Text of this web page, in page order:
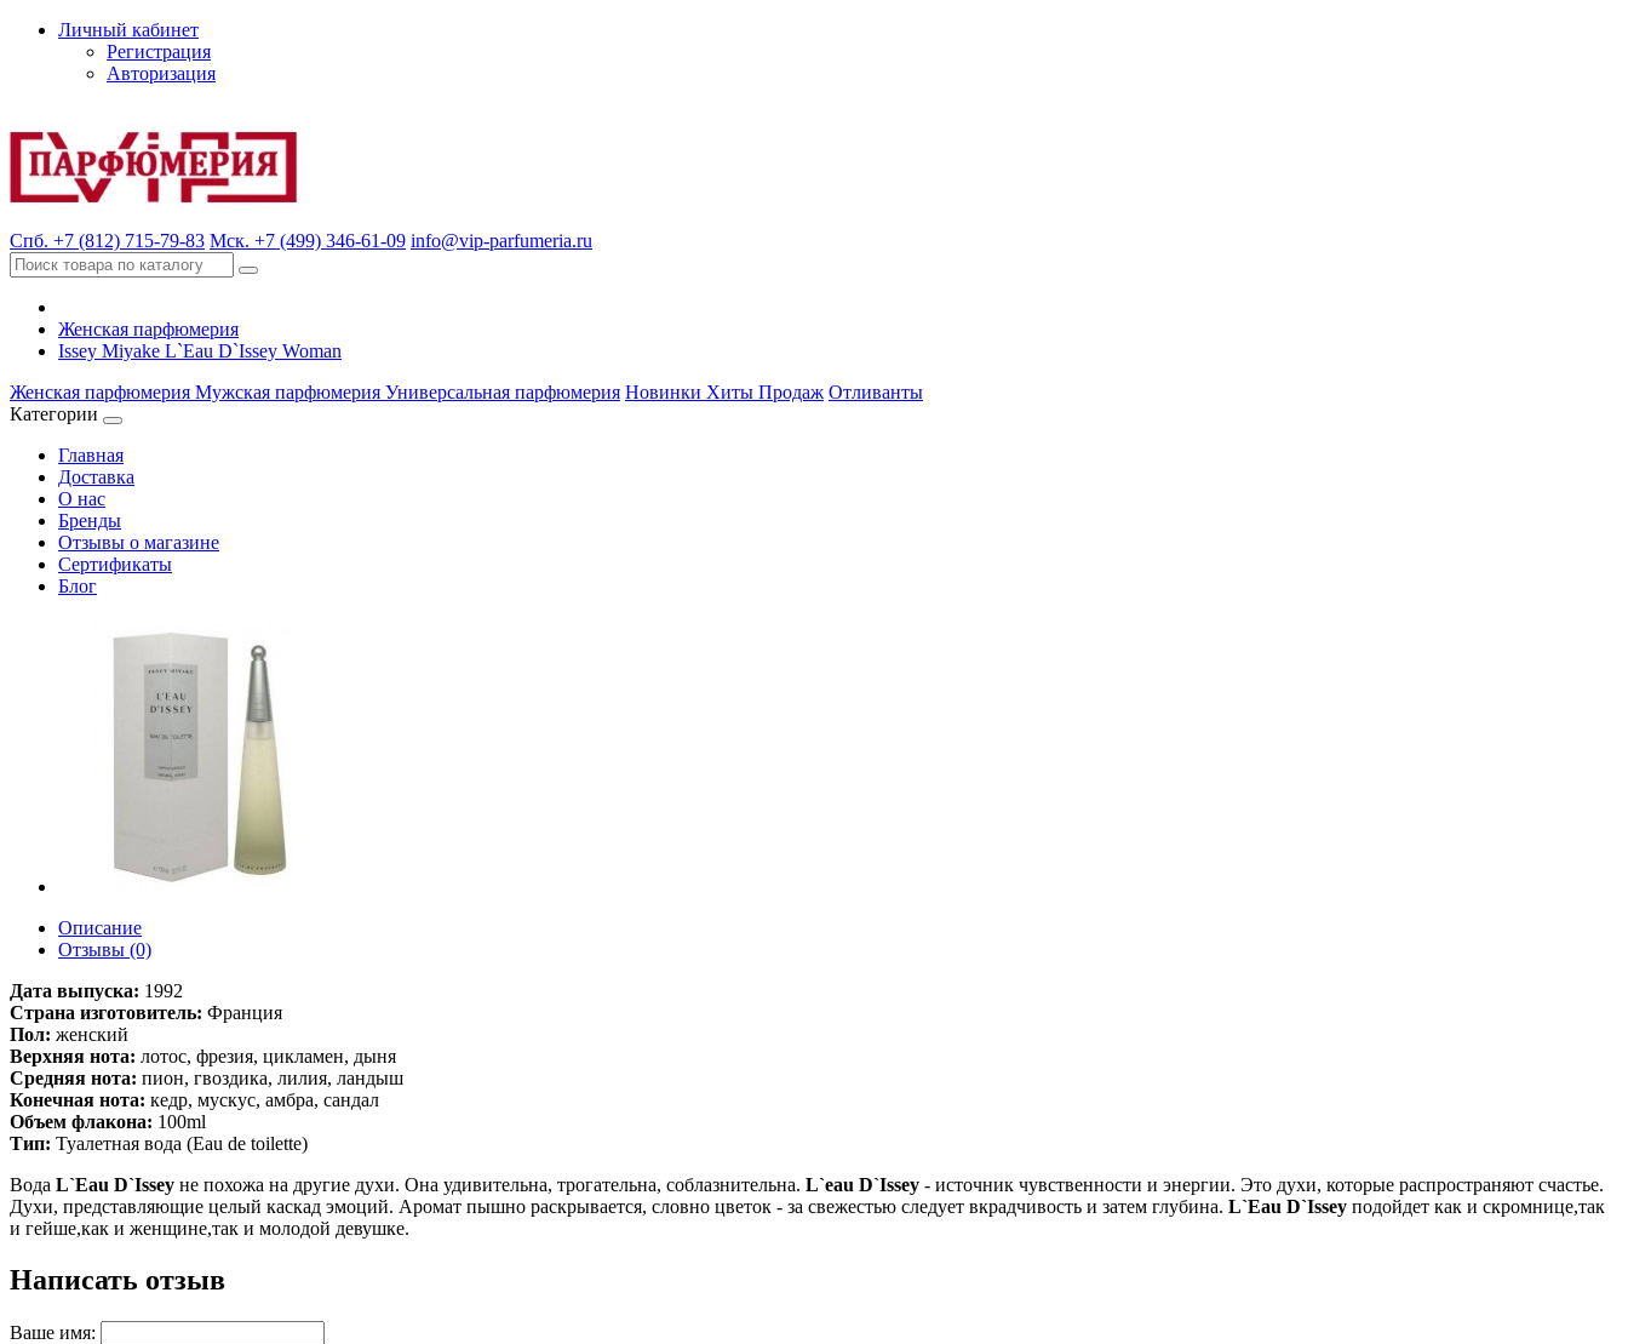
Личный кабинет
Регистрация
Авторизация
Спб. +7 (812) 715-79-83 Мск. +7 (499) 346-61-09 info@vip-parfumeria.ru
Женская парфюмерия
Issey Miyake L`Eau D`Issey Woman
Женская парфюмерия Мужская парфюмерия Универсальная парфюмерия Новинки Хиты Продаж Отливанты
Категории
Главная
Доставка
О нас
Бренды
Отзывы о магазине
Сертификаты
Блог
Описание
Отзывы (0)
Дата выпуска: 1992
Страна изготовитель: Франция
Пол: женский
Верхняя нота: лотос, фрезия, цикламен, дыня
Средняя нота: пион, гвоздика, лилия, ландыш
Конечная нота: кедр, мускус, амбра, сандал
Объем флакона: 100ml
Тип: Туалетная вода (Eau de toilette)
Вода L`Eau D`Issey не похожа на другие духи. Она удивительна, трогательна, соблазнительна. L`eau D`Issey - источник чувственности и энергии. Это духи, которые распространяют счастье.
Духи, представляющие целый каскад эмоций. Аромат пышно раскрывается, словно цветок - за свежестью следует вкрадчивость и затем глубина. L`Eau D`Issey подойдет как и скромнице,так
и гейше,как и женщине,так и молодой девушке.
Написать отзыв
Ваше имя: